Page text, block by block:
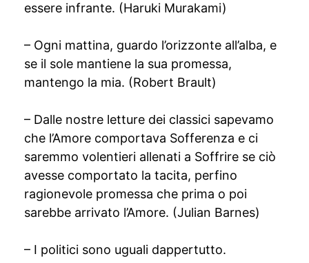
essere infrante. (Haruki Murakami)
– Ogni mattina, guardo l’orizzonte all’alba, e
se il sole mantiene la sua promessa,
mantengo la mia. (Robert Brault)
– Dalle nostre letture dei classici sapevamo
che l’Amore comportava Sofferenza e ci
saremmo volentieri allenati a Soffrire se ciò
avesse comportato la tacita, perfino
ragionevole promessa che prima o poi
sarebbe arrivato l’Amore. (Julian Barnes)
– I politici sono uguali dappertutto.